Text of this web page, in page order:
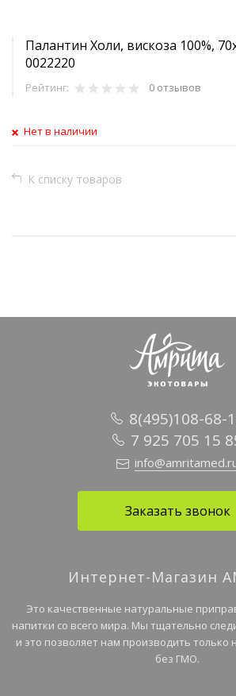
Палантин Холи, вискоза 100%,
0022220
Рейтинг: 0 отзывов
Нет в наличии
К списку товаров
8(495)108-68-
7 925 705 15
Заказать звонок
Интернет-Магазин
Это качественные натуральные
напитки со всего мира. Мы тщательно
и это позволяет нам производить только
без ГМО.